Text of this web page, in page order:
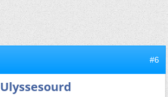
#6
Ulyssesourd